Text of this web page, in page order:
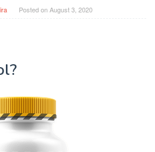
Posted onAugust 3, 2020